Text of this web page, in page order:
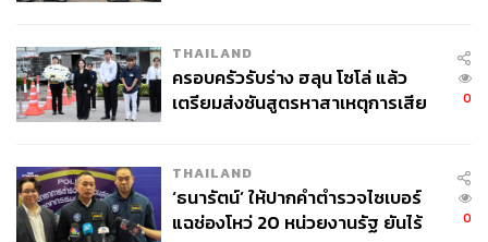
THAILAND
ครอบครัวรับร่าง ฮลุน โซโล่ แล้ว
เตรียมส่งชันสูตรหาสาเหตุการเสีย
0
THAILAND
‘ธนารัตน์’ ให้ปากคำตำรวจไซเบอร์
แฉช่องโหว่ 20 หน่วยงานรัฐ ยันไร้
0